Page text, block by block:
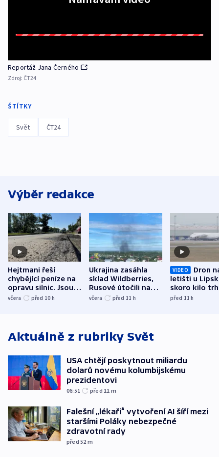
Reportáž Jana Černého
Zdroj: ČT24
ŠTÍTKY
Svět ČT24
Výběr redakce
Hejtmani řeší
chybějící peníze na
opravu silnic. Jsou
nenárokové, namítá
včera před 10 h
Ukrajina zasáhla
sklad Wildberries,
Rusové útočili na
trh, hasiče či
včera před 11 h
VIDEO
Dron
letišti u
skoro kilo
indicie
před 11h
Aktuálně z rubriky Svět
USA chtějí poskytnout miliardu
dolarů novému kolumbijskému
prezidentovi
06:51 před 11 m
Falešní „lékaři“ vytvoření AI šíří mezi
staršími Poláky nebezpečné
zdravotní rady
před 52 m